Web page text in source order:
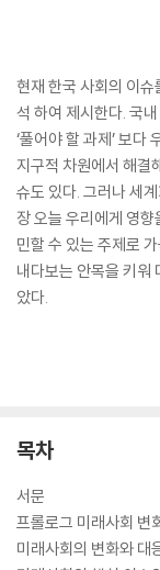
현재 한국 사회의 이
석 하여 제시한다. 국
‘풀어야 할 과제’ 보다
지구적 차원에서 해결
슈도 있다. 그러나 세
장 오늘 우리에게 영
민할 수 있는 주제로
내다보는 안목을 키워
았다.
목차
서문
프롤로그 미래사회 변
미래사회의 변화와 대